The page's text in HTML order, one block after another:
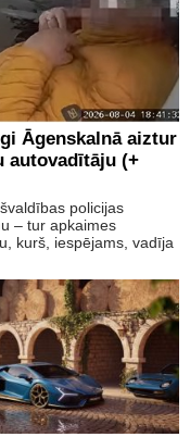
Āgenskalnā aiztur
autovadītāju (+
policijas
– tur apkaimes
kurš, iespējams, vadīja